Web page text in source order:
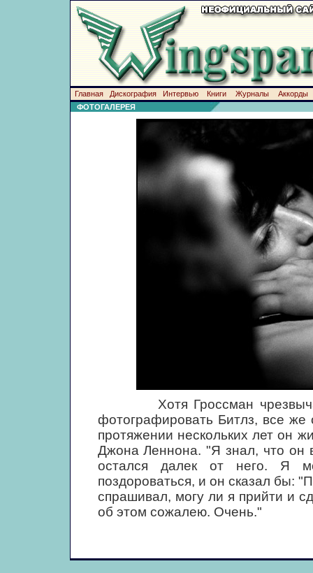
Главная Дискография Интервью Книги Журналы
Аккорды
ФОТОГАЛЕРЕЯ
Хотя Гроссман
фотографировать Битлз, все
протяжении нескольких лет он
Джона Леннона. "Я знал, что он
остался далек от него. Я
поздороваться, и он сказал бы:
спрашивал, могу ли я прийти и
об этом сожалею. Очень."